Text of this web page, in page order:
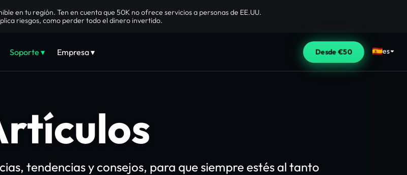
en tu región. Ten en cuenta que 50K no ofrece servicios a personas de EE.UU.
riesgos, como perder todo el dinero invertido.
Soporte ▾ Empresa ▾ Desde €50 es
tendencias y consejos, para que siempre estés al tanto